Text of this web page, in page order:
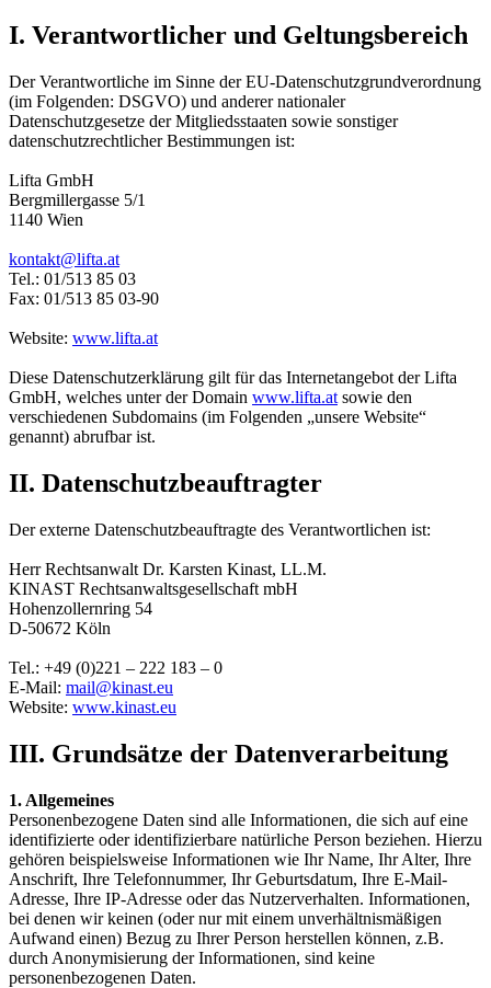
I. Verantwortlicher und Geltungsbereich
Der Verantwortliche im Sinne der EU-Datenschutzgrundverordnung
(im Folgenden: DSGVO) und anderer nationaler
Datenschutzgesetze der Mitgliedsstaaten sowie sonstiger
datenschutzrechtlicher Bestimmungen ist:
Lifta GmbH
Bergmillergasse 5/1
1140 Wien
kontakt@lifta.at
Tel.: 01/513 85 03
Fax: 01/513 85 03-90
Website: www.lifta.at
Diese Datenschutzerklärung gilt für das Internetangebot der Lifta
GmbH, welches unter der Domain www.lifta.at sowie den
verschiedenen Subdomains (im Folgenden „unsere Website“
genannt) abrufbar ist.
II. Datenschutzbeauftragter
Der externe Datenschutzbeauftragte des Verantwortlichen ist:
Herr Rechtsanwalt Dr. Karsten Kinast, LL.M.
KINAST Rechtsanwaltsgesellschaft mbH
Hohenzollernring 54
D-50672 Köln
Tel.: +49 (0)221 – 222 183 – 0
E-Mail: mail@kinast.eu
Website: www.kinast.eu
III. Grundsätze der Datenverarbeitung
1. Allgemeines
Personenbezogene Daten sind alle Informationen, die sich auf eine
identifizierte oder identifizierbare natürliche Person beziehen. Hierzu
gehören beispielsweise Informationen wie Ihr Name, Ihr Alter, Ihre
Anschrift, Ihre Telefonnummer, Ihr Geburtsdatum, Ihre E-Mail-
Adresse, Ihre IP-Adresse oder das Nutzerverhalten. Informationen,
bei denen wir keinen (oder nur mit einem unverhältnismäßigen
Aufwand einen) Bezug zu Ihrer Person herstellen können, z.B.
durch Anonymisierung der Informationen, sind keine
personenbezogenen Daten.